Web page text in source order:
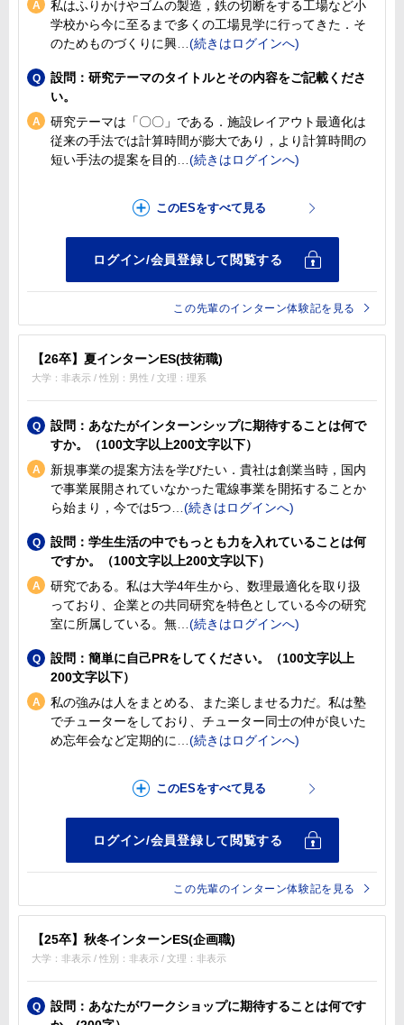
私はふりかけやゴムの製造，鉄の切断をする工場など小
学校から今に至るまで多くの工場見学に行ってきた．そ
のためものづくりに興
設問：研究テーマのタイトルとその内容をご記載くださ
い。
研究テーマは「〇〇」である．施設レイアウト最適化は
従来の手法では計算時間が膨大であり，より計算時間の
短い手法の提案を目的
この先輩のインターン体験記を見る
【26卒】夏インターンES(技術職)
大学：非表示 / 性別：男性 / 文理：理系
設問：あなたがインターンシップに期待することは何で
すか。（100文字以上200文字以下）
新規事業の提案方法を学びたい．貴社は創業当時，国内
で事業展開されていなかった電線事業を開拓することか
ら始まり，今では5つ
設問：学生生活の中でもっとも力を入れていることは何
ですか。（100文字以上200文字以下）
研究である。私は大学4年生から、数理最適化を取り扱
っており、企業との共同研究を特色としている今の研究
室に所属している。無
設問：簡単に自己PRをしてください。（100文字以上
200文字以下）
私の強みは人をまとめる、また楽しませる力だ。私は塾
でチューターをしており、チューター同士の仲が良いた
め忘年会など定期的に
この先輩のインターン体験記を見る
【25卒】秋冬インターンES(企画職)
大学：非表示 / 性別：非表示 / 文理：非表示
設問：あなたがワークショップに期待することは何です